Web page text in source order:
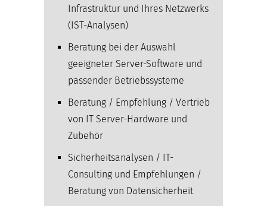
Infrastruktur und Ihres Netzwerks
(IST-Analysen)
Beratung bei der Auswahl
geeigneter Server-Software und
passender Betriebssysteme
Beratung / Empfehlung / Vertrieb
von IT Server-Hardware und
Zubehör
Sicherheitsanalysen / IT-
Consulting und Empfehlungen /
Beratung von Datensicherheit